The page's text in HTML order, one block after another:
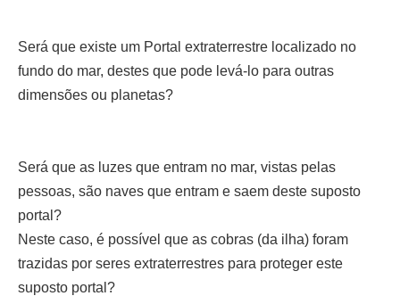
Será que existe um Portal extraterrestre localizado no
fundo do mar, destes que pode levá-lo para outras
dimensões ou planetas?
Será que as luzes que entram no mar, vistas pelas
pessoas, são naves que entram e saem deste suposto
portal?
Neste caso, é possível que as cobras (da ilha) foram
trazidas por seres extraterrestres para proteger este
suposto portal?